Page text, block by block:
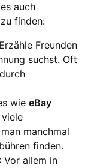
auch
finden:
Freunden
suchst. Oft
wieeBay
manchmal
finden.
: Vor allem in